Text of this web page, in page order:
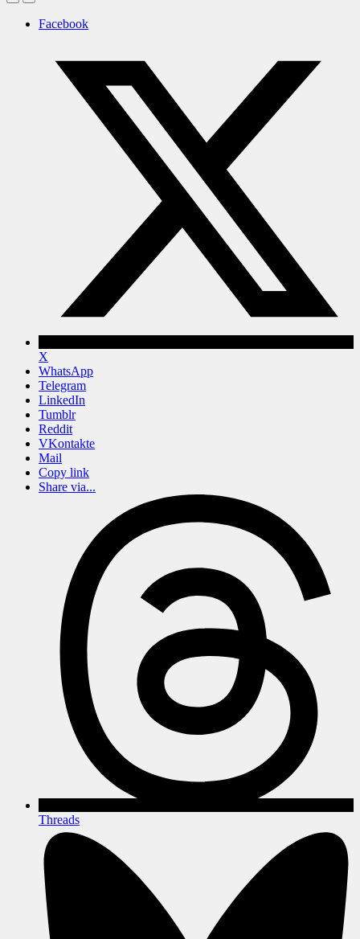
Facebook
X
WhatsApp
Telegram
LinkedIn
Tumblr
Reddit
VKontakte
Mail
Copy link
Share via...
Threads